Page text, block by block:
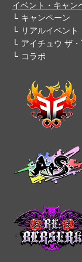
イベント・キャン
キャンペーン
リアルイベント
アイチュウ ザ
コラボ